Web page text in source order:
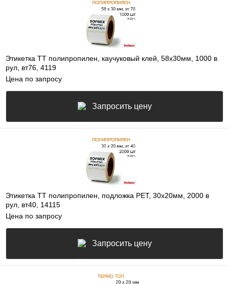
Этикетка ТТ полипропилен, каучуковый клей, 58х30мм, 1000 в
рул, вт76, 4119
Цена по запросу
Запросить цену
Этикетка ТТ полипропилен, подложка РЕТ, 30х20мм, 2000 в
рул, вт40, 14115
Цена по запросу
Запросить цену